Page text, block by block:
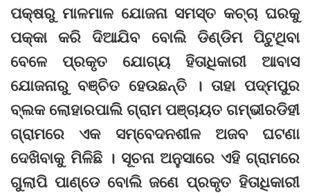
ପକ୍ଷରୁ ମାଳମାଳ ଯୋଜନା ସମସ୍ତ କଚ୍ଚା ଘରକୁ
ପକ୍କା କରି ଦିଆଯିବ ବୋଲି ଡିଣ୍ଡିମ ପିଟୁଥିବା
ବେଳେ ପ୍ରକୃତ ଯୋଗ୍ୟ ହିତାଧିକାରୀ ଆବାସ
ଯୋଜନାରୁ ବଞ୍ଚିତ ହେଉଛନ୍ତି । ତାହା ପଦ୍ମପୁର
ବ୍ଲକ ଲୋହାରପାଲି ଗ୍ରାମ ପଞ୍ଚାୟତ ଗମ୍ଭୀରଡିହୀ
ଗ୍ରାମରେ ଏକ ସମ୍ବେଦନଶୀଳ ଅଜବ ଘଟଣା
ଦେଖିବାକୁ ମିଳିଛି । ସୂଚନା ଅନୁସାରେ ଏହି ଗ୍ରାମରେ
ଗୁଲାପି ପାଣ୍ଡେ ବୋଲି ଜଣେ ପ୍ରକୃତ ହିତାଧିକାରୀ